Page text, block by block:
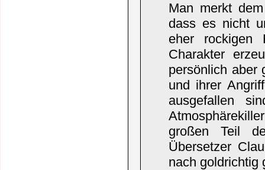
Man merkt
dass es nicht
eher rockigen
Charakter
persönlich aber
und ihrer
ausgefallen
großen Teil
Übersetzer
nach goldrichtig